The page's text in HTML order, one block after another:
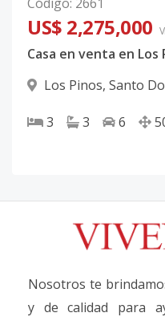
Código: 2661
US$ 2,275,000
Casa en venta en
Los Pinos, Santo
3 3 6
Nosotros te
y de calidad para